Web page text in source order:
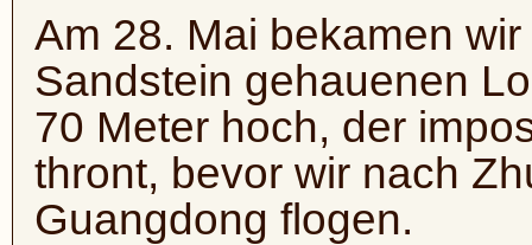
Am 28. Mai bekamen
Sandstein gehauenen
70 Meter hoch, der
thront, bevor wir nach
Guangdong flogen.